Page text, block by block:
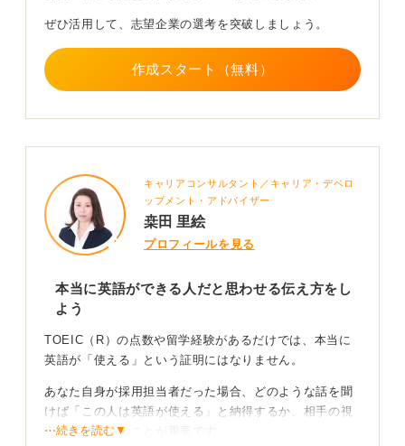
示すなど、前向きな姿勢を伝えることが大切です。
ぜひ活用して、志望企業の選考を突破しましょう。
作成スタート（無料）
キャリアコンサルタント／キャリア・デベロ
ップメント・アドバイザー
桒田 里絵
プロフィールを見る
本当に英語ができる人だと思わせる伝え方をし
よう
TOEIC（R）の点数や留学経験があるだけでは、本当に
英語が「使える」という証明にはなりません。
あなた自身が採用担当者だった場合、どのような話を聞
けば「この人は英語が使える」と納得するか、相手の視
点で考えてみることが重要です。
⋯続きを読む▼